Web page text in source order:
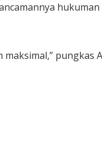
pungkas